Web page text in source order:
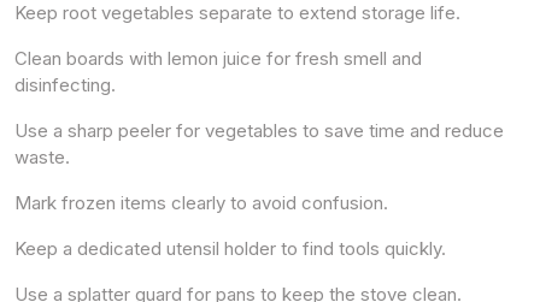
Keep root vegetables separate to extend storage life.
Clean boards with lemon juice for fresh smell and
disinfecting.
Use a sharp peeler for vegetables to save time and reduce
waste.
Mark frozen items clearly to avoid confusion.
Keep a dedicated utensil holder to find tools quickly.
Use a splatter guard for pans to keep the stove clean.